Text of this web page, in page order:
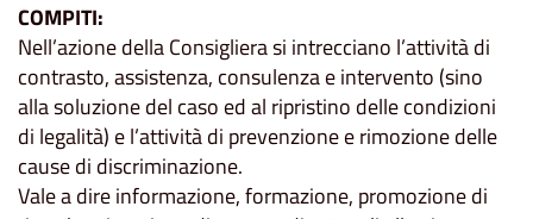
COMPITI:
Nell’azione della Consigliera si intrecciano l’attività di
contrasto, assistenza, consulenza e intervento (sino
alla soluzione del caso ed al ripristino delle condizioni
di legalità) e l’attività di prevenzione e rimozione delle
cause di discriminazione.
Vale a dire informazione, formazione, promozione di